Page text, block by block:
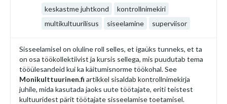
keskastme juhtkond
kontrollnimekiri
multikultuurilisus
siseelamine superviisor
Sisseelamisel on oluline roll selles, et igaüks tunneks, et ta
on osa töökollektiivist ja kursis sellega, mis puudutab tema
tööülesandeid kui ka käitumisnorme töökohal. See
Monikulttuurinen.fi artikkel sisaldab kontrollnimekirja
juhile, mida kasutada jaoks uute töötajate, eriti teistest
kultuuridest pärit töötajate sisseelamise toetamisel.